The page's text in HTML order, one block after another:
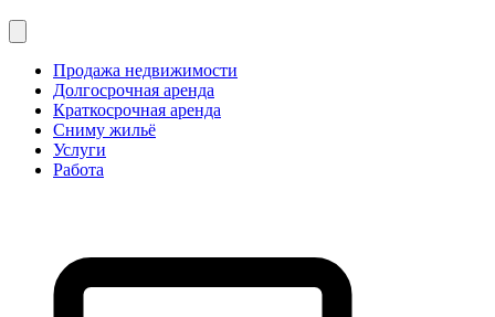
Продажа недвижимости
Долгосрочная аренда
Краткосрочная аренда
Сниму жильё
Услуги
Работа